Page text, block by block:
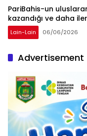
PariBahis-un
kazandığı ve daha
Lain-Lain 06/06/2026
Advertisement